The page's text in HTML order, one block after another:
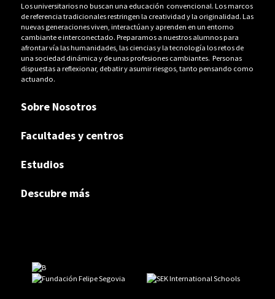
Los universitarios no buscan una educación convencional. Los marcos
de referencia tradicionales restringen la creatividad y la originalidad. Las
nuevas generaciones viven, interactúan y aprenden en un entorno
cambiante e interconectado. Preparamos a nuestros alumnos para
afrontar vía las humanidades, las ciencias y la tecnología los retos de
una sociedad dinámica y de unas profesiones cambiantes. Personas
dispuestas a reflexionar, debatir y asumir riesgos, tanto pensando como
actuando.
Sobre Nosotros
Facultades y centros
Estudios
Descubre más